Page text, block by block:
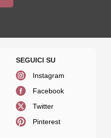
Instagram
Facebook
Twitter
Pinterest